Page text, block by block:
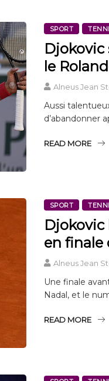
SPORT
Djokovic
le
Alneus Jean
Aussi
d’abandonner
READ MORE
SPORT
en finale
Alneus Jean
Une finale
Nadal, et le
READ MORE